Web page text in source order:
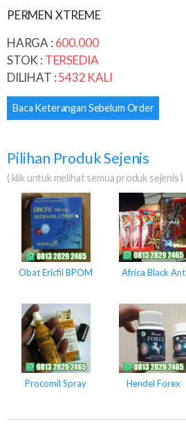
PERMEN XTREME
HARGA : 600.000
STOK : TERSEDIA
DILIHAT :5432 KALI
Baca Keterangan Sebelum Order
Pilihan Produk Sejenis
( klik untuk melihat semua produk sejenis )
Obat Ericfil BPOM Africa Black Ant
Procomil Spray Hendel Forex